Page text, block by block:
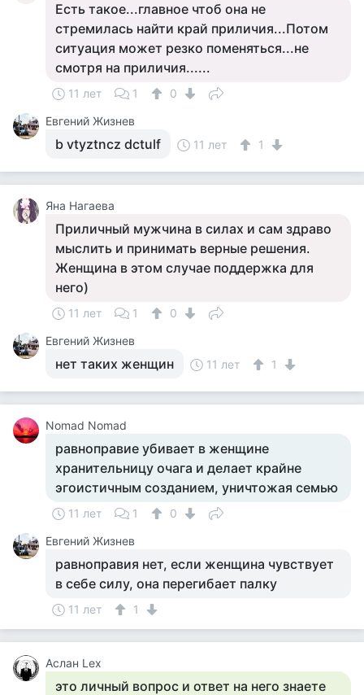
Есть такое...главное чтоб она не
стремилась найти край приличия...Потом
ситуация может резко поменяться...не
смотря на приличия......
11 лет 1
0
Евгений Жизнев
b vtyztncz dctulf 11 лет 1
Яна Нагаева
Приличный мужчина в силах и сам здраво
мыслить и принимать верные решения.
Женщина в этом случае поддержка для
него)
11 лет 1
0
Евгений Жизнев
нет таких женщин 11 лет 1
Nomad Nomad
равноправие убивает в женщине
хранительницу очага и делает крайне
эгоистичным созданием, уничтожая семью
11 лет 1
0
Евгений Жизнев
равноправия нет, если женщина чувствует
в себе силу, она перегибает палку
11 лет 1
Аслан Lex
это личный вопрос и ответ на него знаете